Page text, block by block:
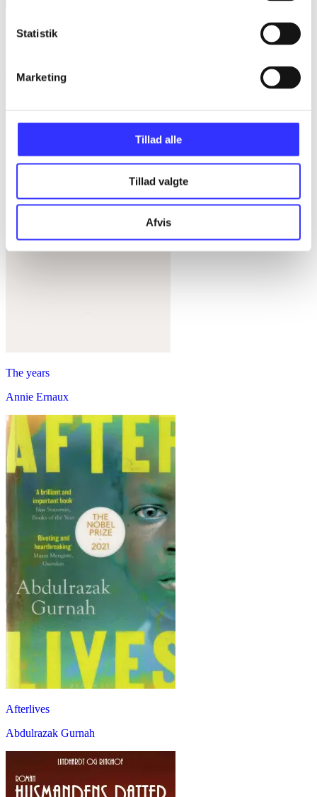
Statistik
Marketing
Tillad alle
Tillad valgte
Afvis
Blandt de levende
The years
Annie Ernaux
Afterlives
Abdulrazak Gurnah